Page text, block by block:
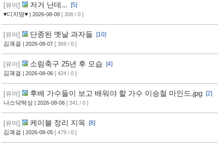
[유머] 저거 난데...
[5]
♥디지땅♥ | 2026-08-08 [ 308 / 0 ]
[유머] 단종된 옛날 과자들
[10]
김괘걸 | 2026-08-07 [ 369 / 0 ]
[유머] 소림축구 25년 후 모습
[4]
김괘걸 | 2026-08-06 [ 424 / 0 ]
[유머] 후배 가수들이 보고 배워야 할 가수 이승철 마인드.jpg
[2]
나스닥떡상 | 2026-08-06 [ 341 / 0 ]
[유머] 케이블 정리 지옥
[8]
김괘걸 | 2026-08-05 [ 479 / 0 ]